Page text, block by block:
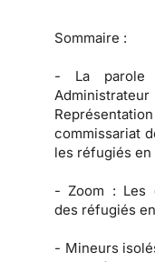
Sommaire :
- La
commissariat
les réfugiés en
- Zoom : Les
des réfugiés
- Mineurs